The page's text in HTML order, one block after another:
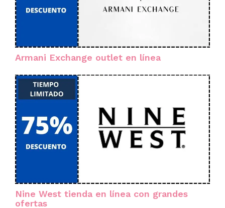
Armani Exchange outlet en línea
Nine West tienda en línea con grandes
ofertas